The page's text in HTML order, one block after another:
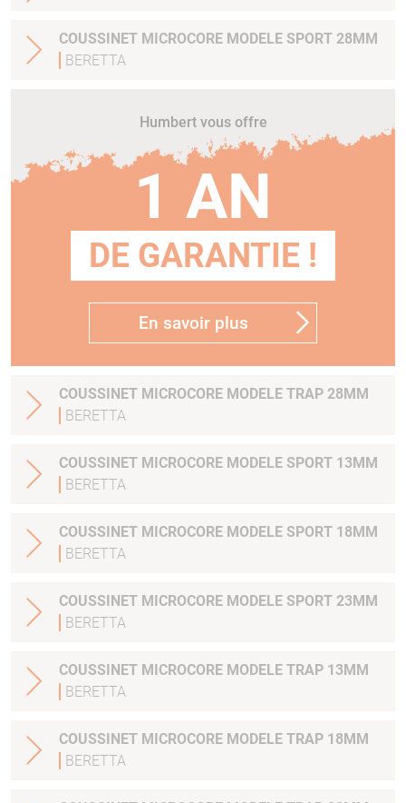
COUSSINET MICROCORE MODELE SPORT 28MM
BERETTA
Humbert vous offre
1 AN
DE GARANTIE !
En savoir plus
COUSSINET MICROCORE MODELE TRAP 28MM
BERETTA
COUSSINET MICROCORE MODELE SPORT 13MM
BERETTA
COUSSINET MICROCORE MODELE SPORT 18MM
BERETTA
COUSSINET MICROCORE MODELE SPORT 23MM
BERETTA
COUSSINET MICROCORE MODELE TRAP 13MM
BERETTA
COUSSINET MICROCORE MODELE TRAP 18MM
BERETTA